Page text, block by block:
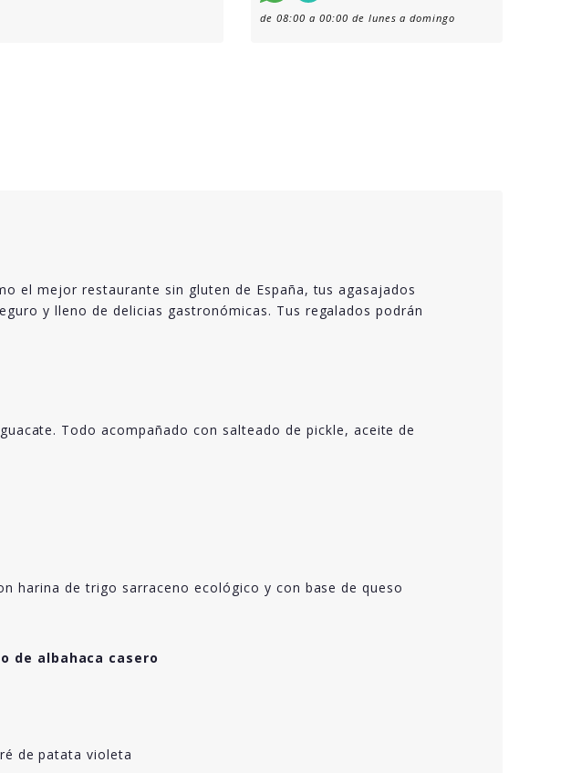
de 08:00 a 00:00 de lunes a domingo
el mejor restaurante sin gluten de España, tus agasajados
y lleno de delicias gastronómicas. Tus regalados podrán
Todo acompañado con salteado de pickle, aceite de
harina de trigo sarraceno ecológico y con base de queso
de albahaca casero
de patata violeta